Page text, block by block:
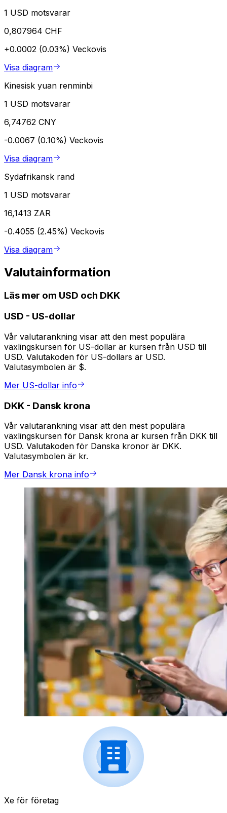
1 USD motsvarar
0,807964 CHF
+0.0002 (0.03%) Veckovis
Visa diagram
Kinesisk yuan renminbi
1 USD motsvarar
6,74762 CNY
-0.0067 (0.10%) Veckovis
Visa diagram
Sydafrikansk rand
1 USD motsvarar
16,1413 ZAR
-0.4055 (2.45%) Veckovis
Visa diagram
Valutainformation
Läs mer om USD och DKK
USD - US-dollar
Vår valutarankning visar att den mest populära
växlingskursen för US-dollar är kursen från USD till
USD. Valutakoden för US-dollars är USD.
Valutasymbolen är $.
Mer US-dollar info
DKK - Dansk krona
Vår valutarankning visar att den mest populära
växlingskursen för Dansk krona är kursen från DKK till
USD. Valutakoden för Danska kronor är DKK.
Valutasymbolen är kr.
Mer Dansk krona info
Xe för företag